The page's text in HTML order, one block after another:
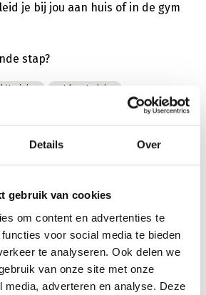
Details Over
gebruik van cookies
om content en advertenties te
voor social media te bieden
te analyseren. Ook delen we
van onze site met onze
media, adverteren en analyse. Deze
je bij jou aan huis of in de gym
stap?
outdoor training
14
elevate.hasselt